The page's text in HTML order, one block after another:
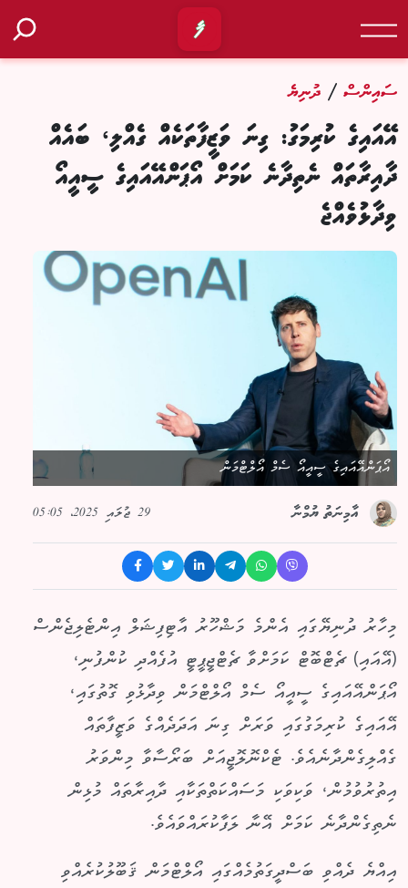
ސައިންސް / ދުނިޔެ
އޭއައިގެ ކުރިމަގު: ގިނަ ވަޒީފާތަކެއް ގެއްލި، ބައެއް
ދާއިރާތައް ނެތިދާނެ ކަމަށް އޯޕަންއޭއައިގެ ސީއީއޯ
ވިދާޅުވެއްޖެ
އޯޕަންއޭއައިގެ ސީއީއޯ ސެމް އޯލްޓްމަން
އާމިނަތު ޔުމްނާ 29 ޖުލައި 2025، 05:05
މިހާރު ދުނިޔޭގައި އެންމެ މަޝްހޫރު އާޓިފިޝަލް އިންޓެލިޖެންސް
(އޭއައި) ޗެޓްބޮޓް ކަމަށްވާ ޗެޓްޖީޕީޓީ އުފެއްދި ކުންފުނި،
އޯޕަންއޭއައިގެ ސީއީއޯ ސެމް އޯލްޓްމަން ވިދާޅުވި ގޮތުގައި،
އޭއައިގެ ކުރިމަގުގައި ވަރަށް ގިނަ އަދަދެއްގެ ވަޒީފާތައް
ގެއްލިގެންދާނެއެވެ. ޓެކްނޮލޮޖީއަށް ބަރޯސާވާ މިންވަރު
އިތުރުވުމުން، ވަކިވަކި މަސައްކަތްތަކާއި ދާއިރާތައް މުޅިން
ނެތިގެންދާނެ ކަމަށް އޭނާ ލަފާކުރައްވައެވެ.
އިއްޔެ ދެއްވި ބަސްދީގަތުމެއްގައި އޯލްޓްމަން ޤަބޫލުކުރެއްވި